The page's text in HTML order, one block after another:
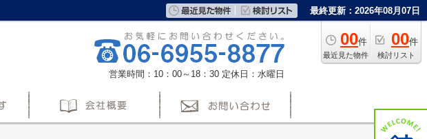
最終更新：2026年08月07日
00件
最近見た物件
00件
検討リスト
営業時間：10：00～18：30 定休日：水曜日